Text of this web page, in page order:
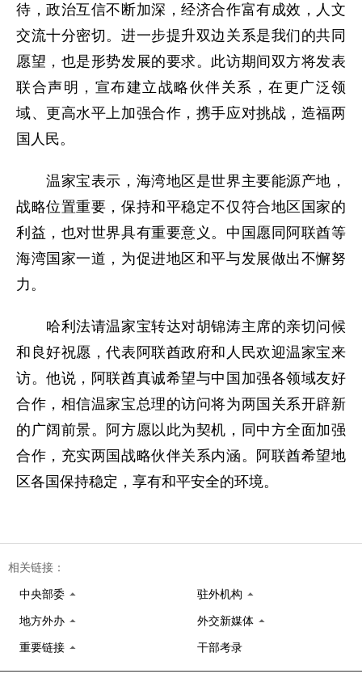
待，政治互信不断加深，经济合作富有成效，人文
交流十分密切。进一步提升双边关系是我们的共同
愿望，也是形势发展的要求。此访期间双方将发表
联合声明，宣布建立战略伙伴关系，在更广泛领
域、更高水平上加强合作，携手应对挑战，造福两
国人民。
温家宝表示，海湾地区是世界主要能源产地，
战略位置重要，保持和平稳定不仅符合地区国家的
利益，也对世界具有重要意义。中国愿同阿联酋等
海湾国家一道，为促进地区和平与发展做出不懈努
力。
哈利法请温家宝转达对胡锦涛主席的亲切问候
和良好祝愿，代表阿联酋政府和人民欢迎温家宝来
访。他说，阿联酋真诚希望与中国加强各领域友好
合作，相信温家宝总理的访问将为两国关系开辟新
的广阔前景。阿方愿以此为契机，同中方全面加强
合作，充实两国战略伙伴关系内涵。阿联酋希望地
区各国保持稳定，享有和平安全的环境。
相关链接：
中央部委 驻外机构
地方外办 外交新媒体
重要链接 干部考录